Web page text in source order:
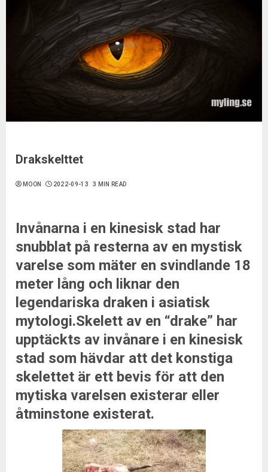
Drakskelttet
MOON 2022-09-13 3 MIN READ
Invånarna i en kinesisk stad har
snubblat på resterna av en mystisk
varelse som mäter en svindlande 18
meter lång och liknar den
legendariska draken i asiatisk
mytologi.Skelett av en “drake” har
upptäckts av invånare i en kinesisk
stad som hävdar att det konstiga
skelettet är ett bevis för att den
mytiska varelsen existerar eller
åtminstone existerat.